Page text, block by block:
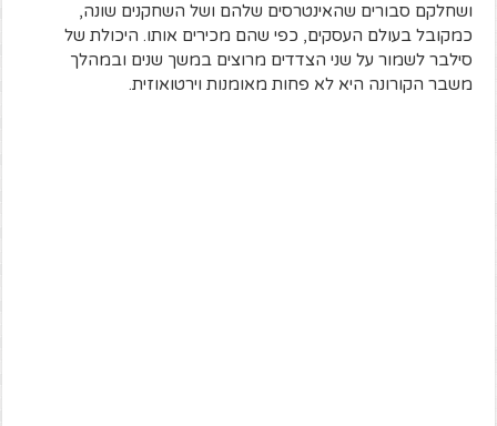
ושחלקם סבורים שהאינטרסים שלהם ושל השחקנים שונה,
כמקובל בעולם העסקים, כפי שהם מכירים אותו. היכולת של
סילבר לשמור על שני הצדדים מרוצים במשך שנים ובמהלך
משבר הקורונה היא לא פחות מאומנות וירטואוזית.